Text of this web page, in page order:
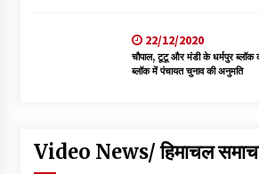
22/12/2020
चौपाल, टूटू और मंडी के धर्मपुर
ब्लॉक में पंचायत चुनाव की अनुमति
Video News/ हिमाचल